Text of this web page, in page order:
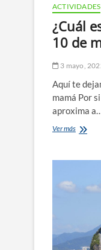
ACTIVIDADES
¿Cuál
10 de
3 mayo,
Aquí te
mamá Por
aproxima
Ver más¿Cuál
mejor
mamá
mayo?